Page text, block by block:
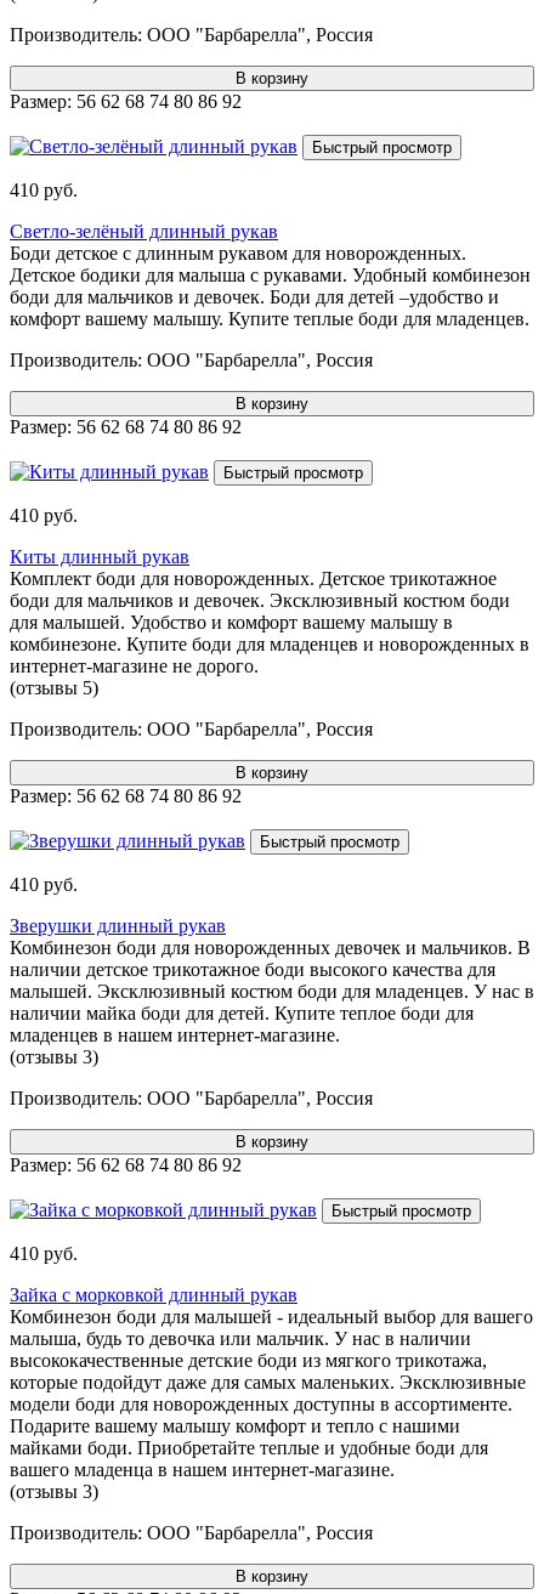
Производитель: ООО "Барбарелла", Россия
В корзину
Размер: 56 62 68 74 80 86 92
Быстрый просмотр
410 руб.
Светло-зелёный длинный рукав
Боди детское с длинным рукавом для новорожденных.
Детское бодики для малыша с рукавами. Удобный комбинезон
боди для мальчиков и девочек. Боди для детей –удобство и
комфорт вашему малышу. Купите теплые боди для младенцев.
Производитель: ООО "Барбарелла", Россия
В корзину
Размер: 56 62 68 74 80 86 92
Быстрый просмотр
410 руб.
Киты длинный рукав
Комплект боди для новорожденных. Детское трикотажное
боди для мальчиков и девочек. Эксклюзивный костюм боди
для малышей. Удобство и комфорт вашему малышу в
комбинезоне. Купите боди для младенцев и новорожденных в
интернет-магазине не дорого.
(отзывы 5)
Производитель: ООО "Барбарелла", Россия
В корзину
Размер: 56 62 68 74 80 86 92
Быстрый просмотр
410 руб.
Зверушки длинный рукав
Комбинезон боди для новорожденных девочек и мальчиков. В
наличии детское трикотажное боди высокого качества для
малышей. Эксклюзивный костюм боди для младенцев. У нас в
наличии майка боди для детей. Купите теплое боди для
младенцев в нашем интернет-магазине.
(отзывы 3)
Производитель: ООО "Барбарелла", Россия
В корзину
Размер: 56 62 68 74 80 86 92
Быстрый просмотр
410 руб.
Зайка с морковкой длинный рукав
Комбинезон боди для малышей - идеальный выбор для вашего
малыша, будь то девочка или мальчик. У нас в наличии
высококачественные детские боди из мягкого трикотажа,
которые подойдут даже для самых маленьких. Эксклюзивные
модели боди для новорожденных доступны в ассортименте.
Подарите вашему малышу комфорт и тепло с нашими
майками боди. Приобретайте теплые и удобные боди для
вашего младенца в нашем интернет-магазине.
(отзывы 3)
Производитель: ООО "Барбарелла", Россия
В корзину